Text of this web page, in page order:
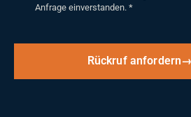
Anfrage einverstanden. *
Rückruf anfordern